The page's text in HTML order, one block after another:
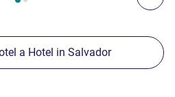
a Hotel in Salvador